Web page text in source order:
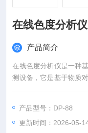
在线色度分析仪
产品简介
在线色度分析仪是一种
测设备，它是基于物质
析仪器，广泛应用于饮
产品型号：DP-88
更新时间：2026-05-